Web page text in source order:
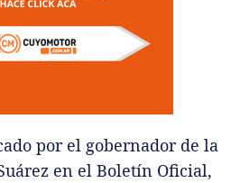
por el gobernador de la
en el Boletín Oficial,